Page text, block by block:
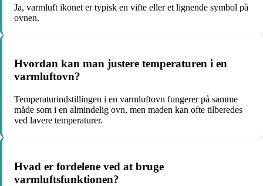
Ja, varmluft ikonet er typisk en vifte eller et lignende symbol på
ovnen.
Hvordan kan man justere temperaturen i en
varmluftovn?
Temperaturindstillingen i en varmluftovn fungerer på samme
måde som i en almindelig ovn, men maden kan ofte tilberedes
ved lavere temperaturer.
Hvad er fordelene ved at bruge
varmluftsfunktionen?